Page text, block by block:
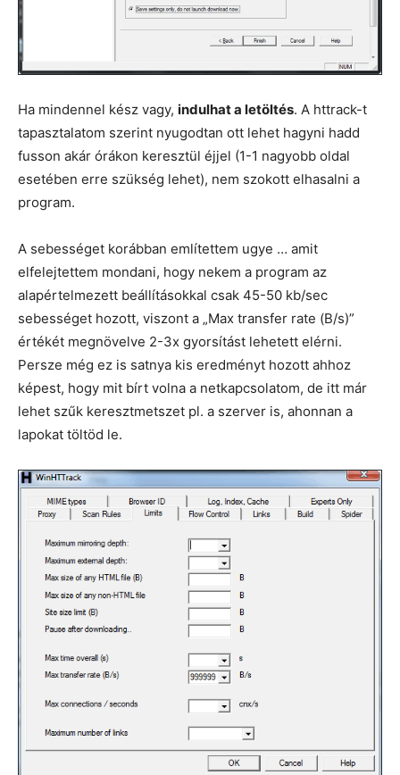
Ha mindennel kész vagy, indulhat a letöltés. A httrack-t
tapasztalatom szerint nyugodtan ott lehet hagyni hadd
fusson akár órákon keresztül éjjel (1-1 nagyobb oldal
esetében erre szükség lehet), nem szokott elhasalni a
program.
A sebességet korábban említettem ugye … amit
elfelejtettem mondani, hogy nekem a program az
alapértelmezett beállításokkal csak 45-50 kb/sec
sebességet hozott, viszont a „Max transfer rate (B/s)”
értékét megnövelve 2-3x gyorsítást lehetett elérni.
Persze még ez is satnya kis eredményt hozott ahhoz
képest, hogy mit bírt volna a netkapcsolatom, de itt már
lehet szűk keresztmetszet pl. a szerver is, ahonnan a
lapokat töltöd le.